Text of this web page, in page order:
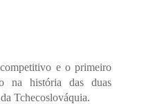
e o primeiro
na história das duas
Tchecoslováquia.